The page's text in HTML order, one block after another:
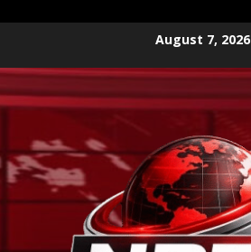
content
August 7, 2026